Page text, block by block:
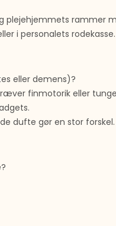
rammer
i personalets rodekasse.
eller demens)?
finmotorik eller
dufte gør en stor forskel.